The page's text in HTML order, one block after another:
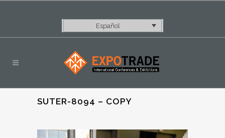
Español
SUTER-8094 – COPY